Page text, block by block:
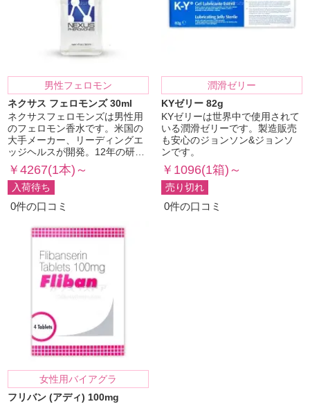
男性フェロモン
ネクサス フェロモンズ 30ml
ネクサスフェロモンズは男性用
のフェロモン香水です。米国の
大手メーカー、リーディングエ
ッジヘルスが開発。12年の研…
￥4267(1本)～
入荷待ち
0件の口コミ
潤滑ゼリー
KYゼリー 82g
KYゼリーは世界中で使用されて
いる潤滑ゼリーです。製造販売
も安心のジョンソン&ジョンソ
ンです。
￥1096(1箱)～
売り切れ
0件の口コミ
女性用バイアグラ
フリバン (アディ) 100mg